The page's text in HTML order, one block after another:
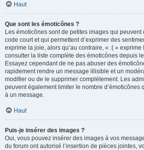
Haut
Que sont les émoticônes ?
Les émoticônes sont de petites images qui peuvent
code court et qui permettent d’exprimer des
exprime la joie, alors qu’au contraire, « :( »
consulter la liste complète des émoticônes depuis
Essayez cependant de ne pas abuser des
rapidement rendre un message illisible et un
modifier ou de le supprimer complètement. Les
peuvent également limiter le nombre d’émoticônes
à un message.
Haut
Puis-je insérer des images ?
Oui, vous pouvez insérer des images à vos
du forum ont autorisé l’insertion de pièces jointes,